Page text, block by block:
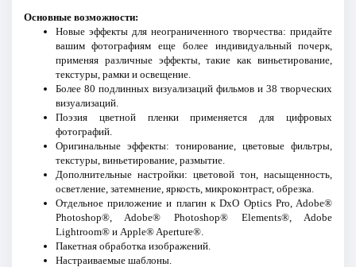
Основные возможности:
Новые эффекты для неограниченного творчества: придайте
вашим фотографиям еще более индивидуальный почерк,
применяя различные эффекты, такие как виньетирование,
текстуры, рамки и освещение.
Более 80 подлинных визуализаций фильмов и 38 творческих
визуализаций.
Поэзия цветной пленки применяется для цифровых
фотографий.
Оригинальные эффекты: тонирование, цветовые фильтры,
текстуры, виньетирование, размытие.
Дополнительные настройки: цветовой тон, насыщенность,
осветление, затемнение, яркость, микроконтраст, обрезка.
Отдельное приложение и плагин к DxO Optics Pro, Adobe®
Photoshop®, Adobe® Photoshop® Elements®, Adobe
Lightroom® и Apple® Aperture®.
Пакетная обработка изображений.
Настраиваемые шаблоны.